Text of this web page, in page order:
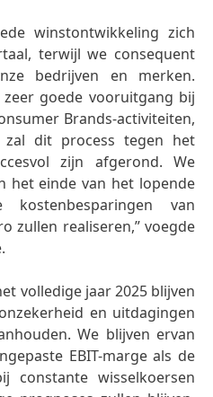
winstontwikkeling zich
terwijl we consequent
bedrijven en merken.
goede vooruitgang bij
Brands-activiteiten,
zal dit process tegen het
zijn afgerond. We
het einde van het lopende
van
zullen realiseren,” voegde
volledige jaar 2025 blijven
en uitdagingen
We blijven ervan
EBIT-marge als de
constante wisselkoersen